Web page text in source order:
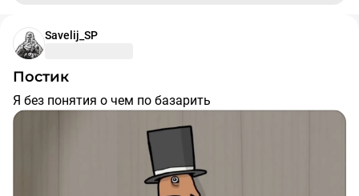
Savelij_SP
Постик
Я без понятия о чем по базарить